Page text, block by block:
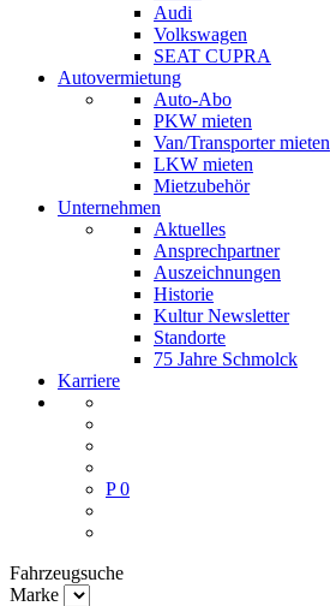
Audi
Volkswagen
SEAT CUPRA
Autovermietung
Auto-Abo
PKW mieten
Van/Transporter mieten
LKW mieten
Mietzubehör
Unternehmen
Aktuelles
Ansprechpartner
Auszeichnungen
Historie
Kultur Newsletter
Standorte
75 Jahre Schmolck
Karriere
P 0
Fahrzeugsuche
Marke